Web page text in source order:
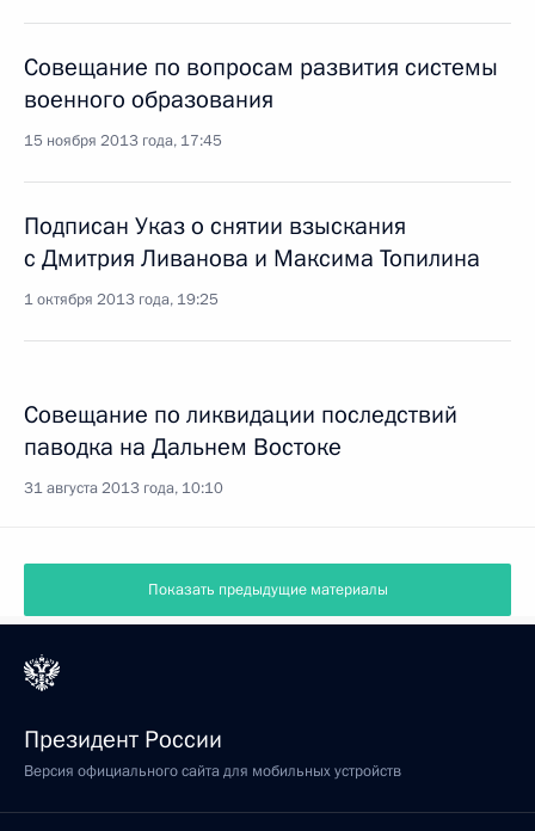
Совещание по вопросам развития системы
военного образования
15 ноября 2013 года, 17:45
Подписан Указ о снятии взыскания
с Дмитрия Ливанова и Максима Топилина
1 октября 2013 года, 19:25
Совещание по ликвидации последствий
паводка на Дальнем Востоке
31 августа 2013 года, 10:10
Показать предыдущие материалы
Президент России
Версия официального сайта для мобильных устройств